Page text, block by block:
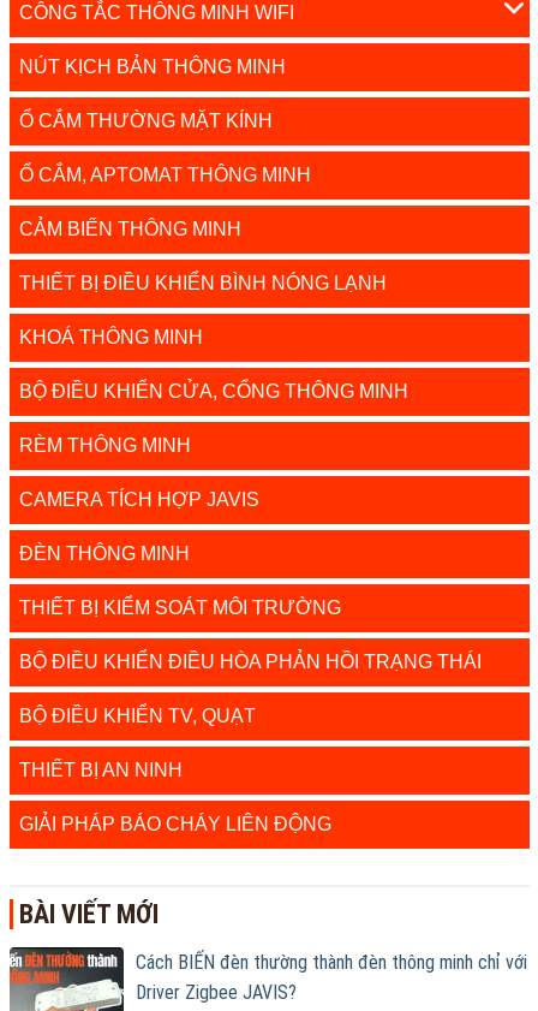
CÔNG TẮC THÔNG MINH WIFI
NÚT KỊCH BẢN THÔNG MINH
Ổ CẮM THƯỜNG MẶT KÍNH
Ổ CẮM, APTOMAT THÔNG MINH
CẢM BIẾN THÔNG MINH
THIẾT BỊ ĐIỀU KHIỂN BÌNH NÓNG LẠNH
KHOÁ THÔNG MINH
BỘ ĐIỀU KHIỂN CỬA, CỔNG THÔNG MINH
RÈM THÔNG MINH
CAMERA TÍCH HỢP JAVIS
ĐÈN THÔNG MINH
THIẾT BỊ KIỂM SOÁT MÔI TRƯỜNG
BỘ ĐIỀU KHIỂN ĐIỀU HÒA PHẢN HỒI TRẠNG THÁI
BỘ ĐIỀU KHIỂN TV, QUẠT
THIẾT BỊ AN NINH
GIẢI PHÁP BÁO CHÁY LIÊN ĐỘNG
BÀI VIẾT MỚI
Cách BIẾN đèn thường thành đèn thông minh chỉ với
Driver Zigbee JAVIS?